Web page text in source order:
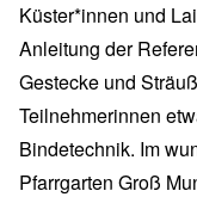
Küster*innen und
Anleitung der
Gestecke und
Teilnehmerinnen
Bindetechnik. Im
Pfarrgarten Groß